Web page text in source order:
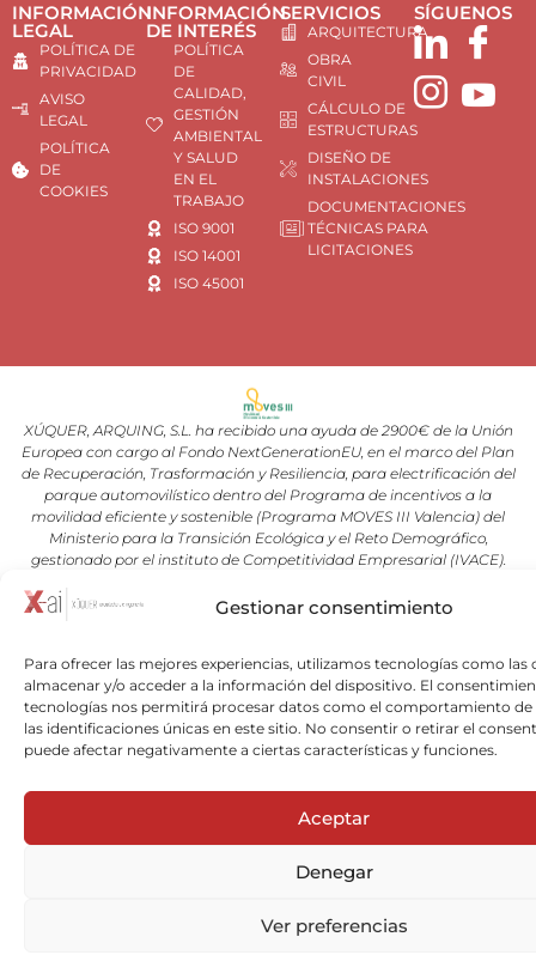
Gestionar consentimiento
Para ofrecer las mejores experiencias, utilizamos tecnologías como las
almacenar y/o acceder a la información del dispositivo. El
tecnologías nos permitirá procesar datos como el comportamiento de
las identificaciones únicas en este sitio. No consentir o retirar el
puede afectar negativamente a ciertas características y funciones.
Aceptar
Denegar
Ver preferencias
INFORMACIÓN
LEGAL
POLÍTICA DE
PRIVACIDAD
AVISO
LEGAL
POLÍTICA
DE
COOKIES
INFORMACIÓN
DE INTERÉS
POLÍTICA
DE
CALIDAD,
GESTIÓN
AMBIENTAL
Y SALUD
EN EL
TRABAJO
ISO 9001
ISO 14001
ISO 45001
SERVICIOS
ARQUITECTURA
OBRA
CIVIL
CÁLCULO DE
ESTRUCTURAS
DISEÑO DE
INSTALACIONES
DOCUMENTACIONES
TÉCNICAS PARA
LICITACIONES
SÍGUENOS
XÚQUER, ARQUING, S.L. ha recibido una ayuda de 2900€ de la Unión
Europea con cargo al Fondo NextGenerationEU, en el marco del Plan
de Recuperación, Trasformación y Resiliencia, para electrificación del
parque automovilístico dentro del Programa de incentivos a la
movilidad eficiente y sostenible (Programa MOVES III Valencia) del
Ministerio para la Transición Ecológica y el Reto Demográfico,
gestionado por el instituto de Competitividad Empresarial (IVACE).
Copyright © 2026 Xuquer-Arqing |Todos los derechos reservados a